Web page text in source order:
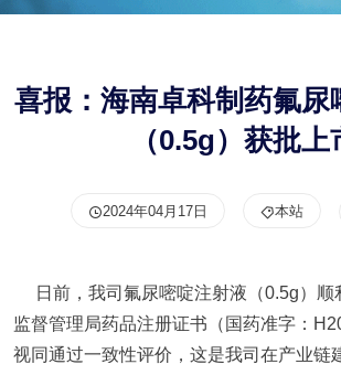
喜报：海南卓科制药氟尿
（0.5g）获批上
2024年04月17日 本站
日前，我司氟尿嘧啶注射液（0.5g）顺
监督管理局药品注册证书（国药准字：
视同通过一致性评价，这是我司在产业链